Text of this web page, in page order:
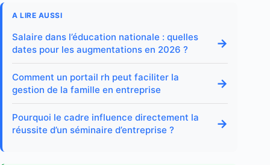
A LIRE AUSSI
Salaire dans l’éducation nationale : quelles
dates pour les augmentations en 2026 ?
→
Comment un portail rh peut faciliter la
gestion de la famille en entreprise
→
Pourquoi le cadre influence directement la
réussite d’un séminaire d’entreprise ?
→